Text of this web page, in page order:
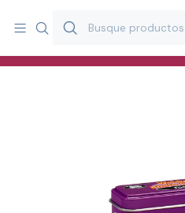
y estimulación infantil en Chile.
Especialistas en recursos